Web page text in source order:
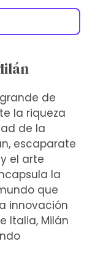
de
la riqueza
de la
escaparate
el arte
la
que
innovación
Italia, Milán